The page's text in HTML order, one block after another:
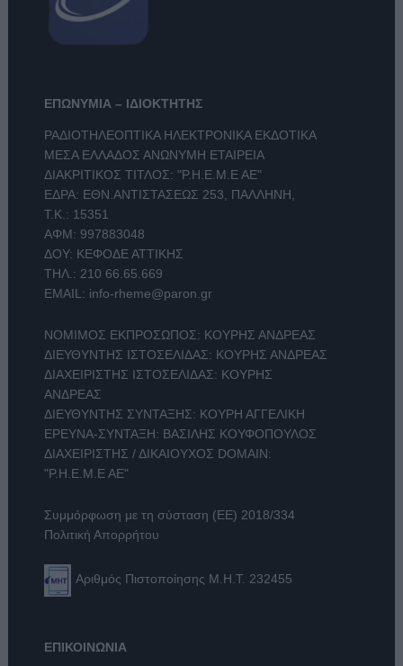
ΕΠΩΝΥΜΙΑ – ΙΔΙΟΚΤΗΤΗΣ
ΡΑΔΙΟΤΗΛΕΟΠΤΙΚΑ ΗΛΕΚΤΡΟΝΙΚΑ ΕΚΔΟΤΙΚΑ
ΜΕΣΑ ΕΛΛΑΔΟΣ ΑΝΩΝΥΜΗ ΕΤΑΙΡΕΙΑ
ΔΙΑΚΡΙΤΙΚΟΣ ΤΙΤΛΟΣ: "Ρ.Η.Ε.Μ.Ε ΑΕ"
ΕΔΡΑ: ΕΘΝ.ΑΝΤΙΣΤΑΣΕΩΣ 253, ΠΑΛΛΗΝΗ,
Τ.Κ.: 15351
ΑΦΜ: 997883048
ΔΟΥ: ΚΕΦΟΔΕ ΑΤΤΙΚΗΣ
ΤΗΛ.: 210 66.65.669
EMAIL: info-rheme@paron.gr
ΝΟΜΙΜΟΣ ΕΚΠΡΟΣΩΠΟΣ: ΚΟΥΡΗΣ ΑΝΔΡΕΑΣ
ΔΙΕΥΘΥΝΤΗΣ ΙΣΤΟΣΕΛΙΔΑΣ: ΚΟΥΡΗΣ ΑΝΔΡΕΑΣ
ΔΙΑΧΕΙΡΙΣΤΗΣ ΙΣΤΟΣΕΛΙΔΑΣ: ΚΟΥΡΗΣ
ΑΝΔΡΕΑΣ
ΔΙΕΥΘΥΝΤΗΣ ΣΥΝΤΑΞΗΣ: ΚΟΥΡΗ ΑΓΓΕΛΙΚΗ
ΕΡΕΥΝΑ-ΣΥΝΤΑΞΗ: ΒΑΣΙΛΗΣ ΚΟΥΦΟΠΟΥΛΟΣ
ΔΙΑΧΕΙΡΙΣΤΗΣ / ΔΙΚΑΙΟΥΧΟΣ DOMAIN:
"Ρ.Η.Ε.Μ.Ε ΑΕ"
Συμμόρφωση με τη σύσταση (ΕΕ) 2018/334
Πολιτική Απορρήτου
Αριθμός Πιστοποίησης Μ.Η.Τ. 232455
ΕΠΙΚΟΙΝΩΝΙΑ